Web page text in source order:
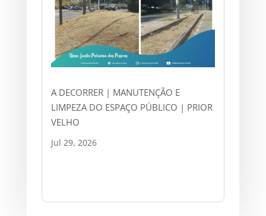
A DECORRER | MANUTENÇÃO E
LIMPEZA DO ESPAÇO PÚBLICO | PRIOR
VELHO
Jul 29, 2026